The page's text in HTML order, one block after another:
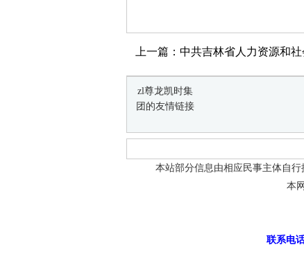
上一篇：中共吉林省人力资源和
zl尊龙凯时集
团的友情链接
本站部分信息由相应民事主体自
本
联系电